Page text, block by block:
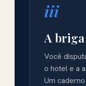
iii
A
Você
o hotel e a
Um